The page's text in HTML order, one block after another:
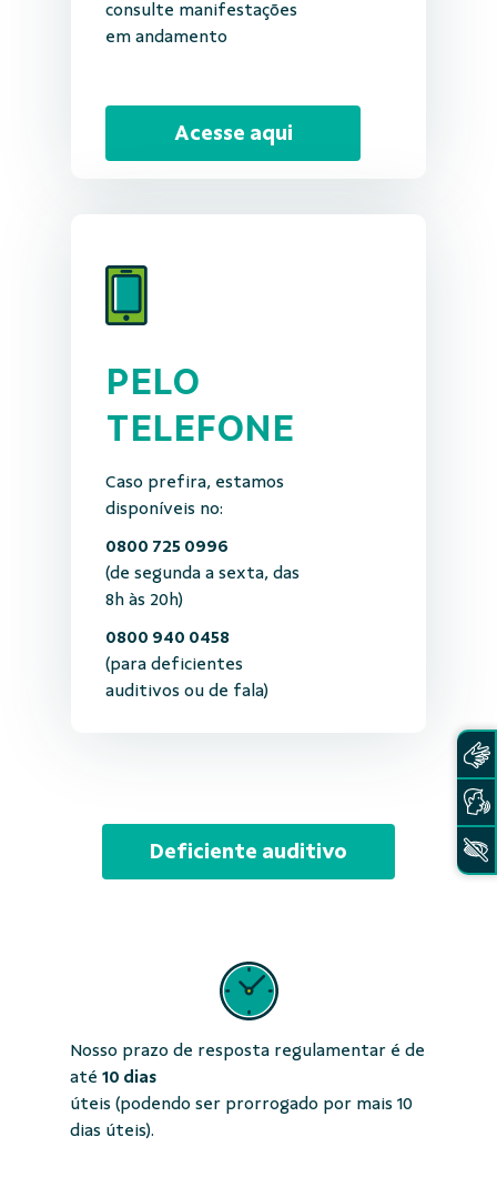
consulte manifestações
em andamento
Acesse aqui
PELO
TELEFONE
Caso prefira, estamos
disponíveis no:
0800 725 0996
(de segunda a sexta, das
8h às 20h)
0800 940 0458
(para deficientes
auditivos ou de fala)
Deficiente auditivo
Nosso prazo de resposta regulamentar é de
até 10 dias
úteis (podendo ser prorrogado por mais 10
dias úteis).